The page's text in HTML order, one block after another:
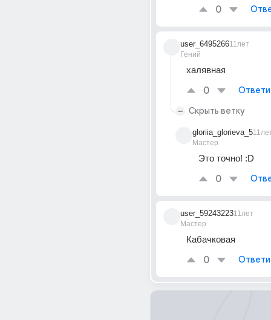
0
user_6495266
Гений
11лет
халявная
0
Скрыть ветку
gloriia_glorieva_5
Мастер
Это точно! :D
0
user_59243223
Мастер
11лет
Кабачковая
0